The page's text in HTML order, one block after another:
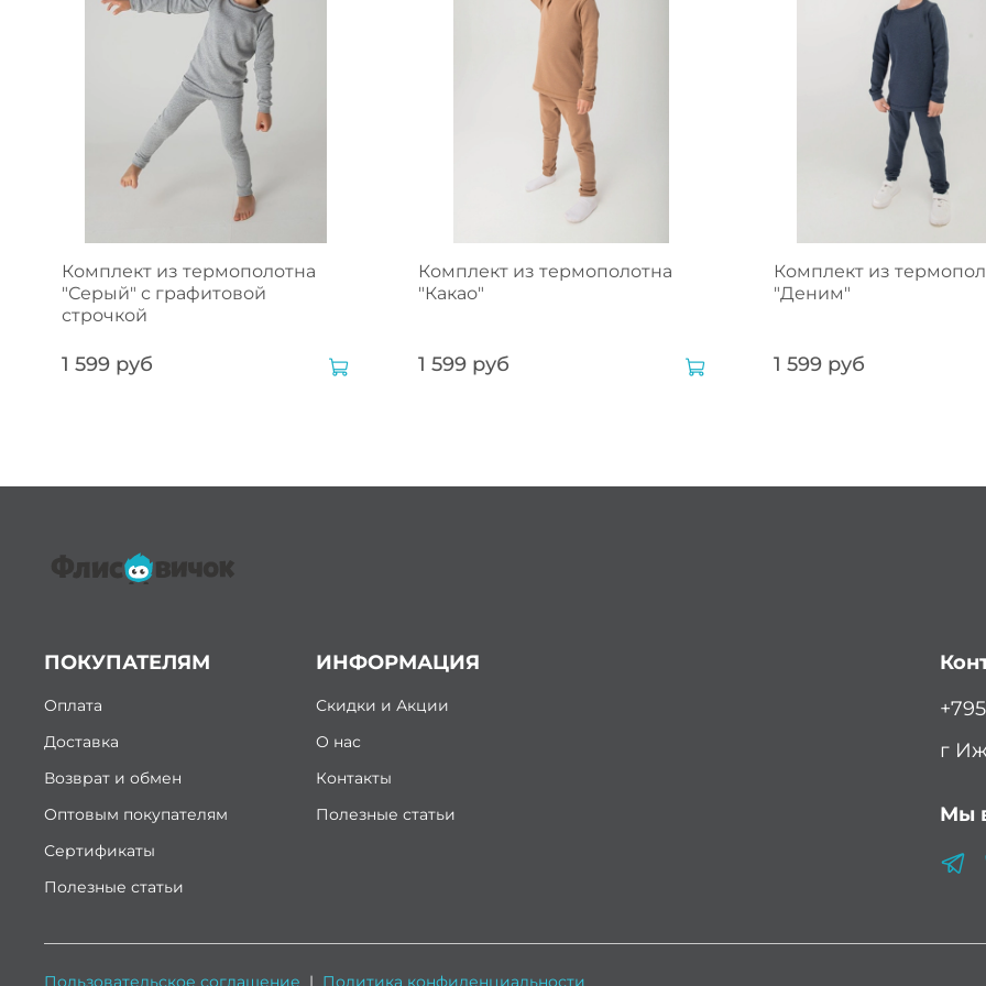
Комплект из термополотна
"Серый" с графитовой
строчкой
1 599 руб
Комплект из термополотна
"Какао"
1 599 руб
Комплект из
"Деним"
1 599 руб
ПОКУПАТЕЛЯМ
Оплата
Доставка
Возврат и обмен
Оптовым покупателям
Сертификаты
Полезные статьи
ИНФОРМАЦИЯ
Скидки и Акции
О нас
Контакты
Полезные статьи
г
Мы
Пользовательское соглашение | Политика конфиденциальности